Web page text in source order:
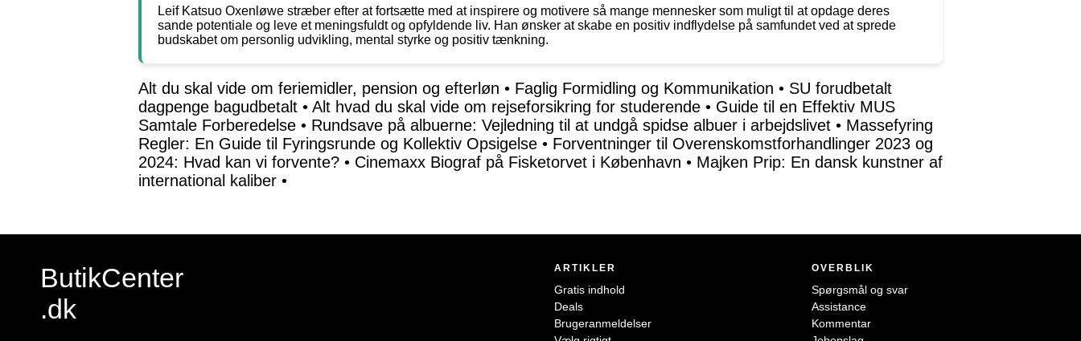
Leif Katsuo Oxenløwe stræber efter at fortsætte med at inspirere og motivere så mange mennesker som muligt til at opdage deres
sande potentiale og leve et meningsfuldt og opfyldende liv. Han ønsker at skabe en positiv indflydelse på samfundet ved at sprede
budskabet om personlig udvikling, mental styrke og positiv tænkning.
Alt du skal vide om feriemidler, pension og efterløn • Faglig Formidling og Kommunikation • SU forudbetalt
dagpenge bagudbetalt • Alt hvad du skal vide om rejseforsikring for studerende • Guide til en Effektiv MUS
Samtale Forberedelse • Rundsave på albuerne: Vejledning til at undgå spidse albuer i arbejdslivet • Massefyring
Regler: En Guide til Fyringsrunde og Kollektiv Opsigelse • Forventninger til Overenskomstforhandlinger 2023 og
2024: Hvad kan vi forvente? • Cinemaxx Biograf på Fisketorvet i København • Majken Prip: En dansk kunstner af
international kaliber •
ButikCenter
.dk
ARTIKLER
Gratis indhold
Deals
Brugeranmeldelser
OVERBLIK
Spørgsmål og svar
Assistance
Kommentar